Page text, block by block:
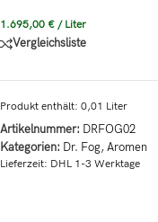
1.695,00 € / Liter
Vergleichsliste
Produkt enthält: 0,01 Liter
Artikelnummer: DRFOG02
Kategorien: Dr. Fog,Aromen
Lieferzeit: DHL 1-3 Werktage